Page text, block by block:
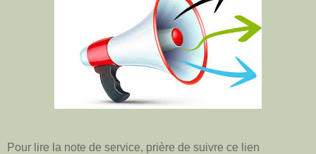
Pour lire la note de service, prière de suivre ce lien